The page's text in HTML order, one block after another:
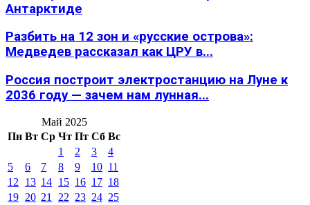
Антарктиде
Разбить на 12 зон и «русские острова»:
Медведев рассказал как ЦРУ в...
Россия построит электростанцию на Луне к
2036 году — зачем нам лунная...
Май 2025
Пн Вт Ср Чт Пт Сб Вс
1
2 3
4
5
6 7 8 9 10 11
12
13 14 15 16 17 18
19 20 21 22 23 24 25